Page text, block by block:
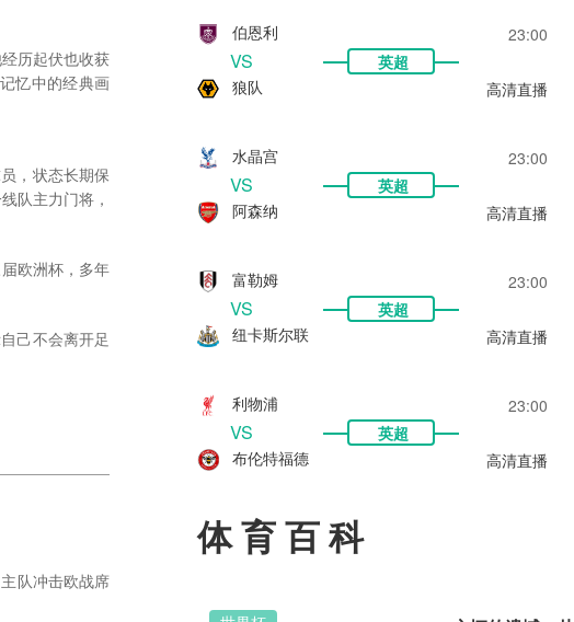
历起伏也收获
忆中的经典画
，状态长期保
队主力门将，
欧洲杯，多年
己不会离开足
队冲击欧战席
伯恩利 23:00
VS
英超
狼队
高清直播
水晶宫 23:00
VS
英超
阿森纳
高清直播
富勒姆 23:00
VS
英超
纽卡斯尔联
高清直播
利物浦 23:00
VS
英超
布伦特福德
高清直播
体育百科